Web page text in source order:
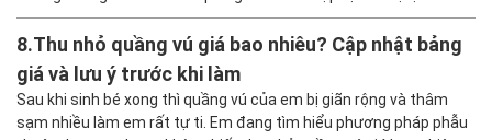
địa chỉ và bác sĩ uy tín
sau khi sinh và cho con bú, quầng vú của em bị giãn rộng và thâm
sạm làm em rất tự ti. Em đang tìm hiểu dịch vụ thu nhỏ quầng vú
nhưng không biết thu nhỏ quầng vú ở đâu đẹp tại Hà Nội ạ?